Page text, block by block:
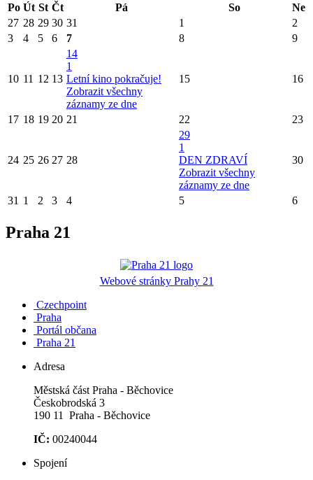
Po Út St Čt Pá So
Ne
27 28 29 30 31 1
2
3
4 5 6 7 8 9
10 11 12 13
14
1
Letní kino pokračuje!
Zobrazit všechny
záznamy ze dne
15 16
17 18 19 20 21 22 23
24 25 26 27 28
29
1
DEN ZDRAVÍ
Zobrazit všechny
záznamy ze dne
30
31 1 2 3 4 5 6
Praha 21
Webové stránky Prahy 21
Czechpoint
Praha
Portál občana
Praha 21
Adresa
Městská část Praha - Běchovice
Českobrodská 3
190 11 Praha - Běchovice
IČ: 00240044
Spojení